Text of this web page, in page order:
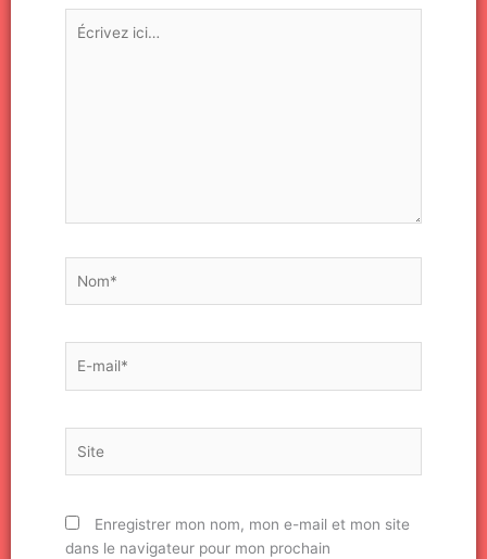
Écrivez
ici…
mail*
Enregistrer mon nom, mon e-mail et mon site
dans le navigateur pour mon prochain